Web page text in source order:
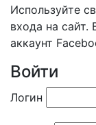
Используйте
входа на
аккаунт
Войти
Логин